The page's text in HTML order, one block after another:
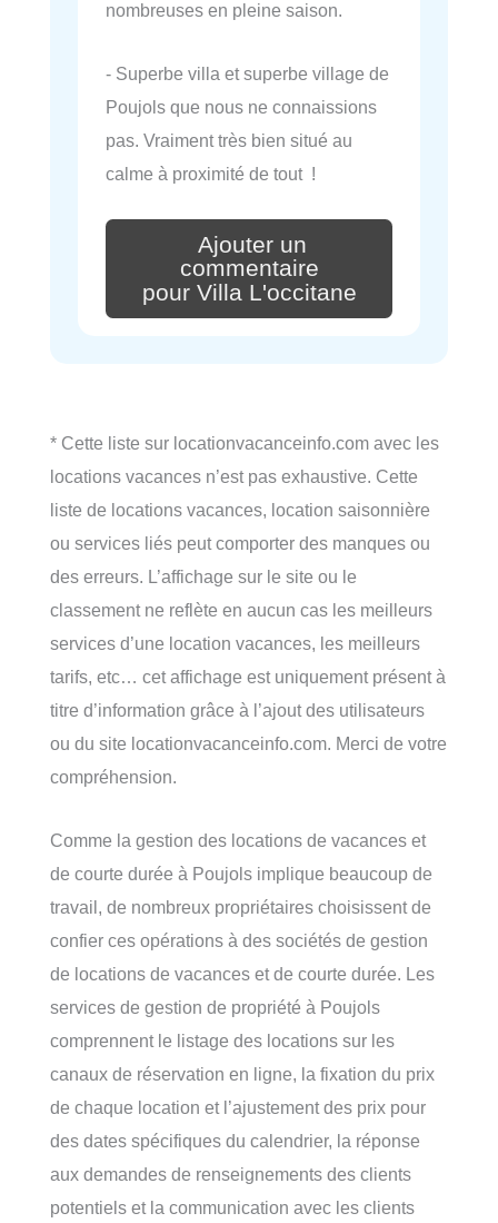
nombreuses en pleine saison.
- Superbe villa et superbe village de
Poujols que nous ne connaissions
pas. Vraiment très bien situé au
calme à proximité de tout !
Ajouter un
commentaire
pour Villa L'occitane
* Cette liste sur locationvacanceinfo.com avec les
locations vacances n’est pas exhaustive. Cette
liste de locations vacances, location saisonnière
ou services liés peut comporter des manques ou
des erreurs. L’affichage sur le site ou le
classement ne reflète en aucun cas les meilleurs
services d’une location vacances, les meilleurs
tarifs, etc… cet affichage est uniquement présent à
titre d’information grâce à l’ajout des utilisateurs
ou du site locationvacanceinfo.com. Merci de votre
compréhension.
Comme la gestion des locations de vacances et
de courte durée à Poujols implique beaucoup de
travail, de nombreux propriétaires choisissent de
confier ces opérations à des sociétés de gestion
de locations de vacances et de courte durée. Les
services de gestion de propriété à Poujols
comprennent le listage des locations sur les
canaux de réservation en ligne, la fixation du prix
de chaque location et l’ajustement des prix pour
des dates spécifiques du calendrier, la réponse
aux demandes de renseignements des clients
potentiels et la communication avec les clients